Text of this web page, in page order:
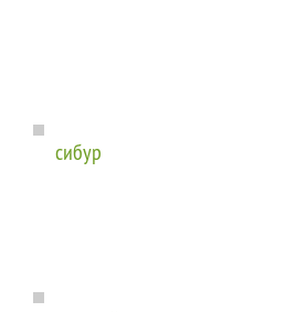
сибур